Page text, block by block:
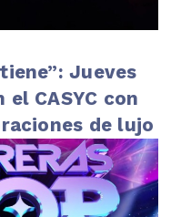
Jueves
CASYC con
de lujo